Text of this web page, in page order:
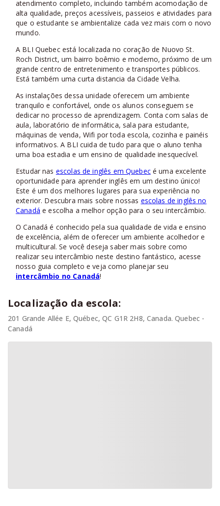
atendimento completo, incluindo também acomodação de
alta qualidade, preços acessíveis, passeios e atividades para
que o estudante se ambientalize cada vez mais com o novo
mundo.
A BLI Quebec está localizada no coração de Nuovo St.
Roch District, um bairro boêmio e moderno, próximo de um
grande centro de entretenimento e transportes públicos.
Está também uma curta distancia da Cidade Velha.
As instalações dessa unidade oferecem um ambiente
tranquilo e confortável, onde os alunos conseguem se
dedicar no processo de aprendizagem. Conta com salas de
aula, laboratório de informática, sala para estudante,
máquinas de venda, Wifi por toda escola, cozinha e painéis
informativos. A BLI cuida de tudo para que o aluno tenha
uma boa estadia e um ensino de qualidade inesquecível.
Estudar nas escolas de inglês em Quebecé uma excelente
oportunidade para aprender inglês em um destino único!
Este é um dos melhores lugares para sua experiência no
exterior. Descubra mais sobre nossas escolas de inglês no
Canadá e escolha a melhor opção para o seu intercâmbio.
O Canadá é conhecido pela sua qualidade de vida e ensino
de excelência, além de oferecer um ambiente acolhedor e
multicultural. Se você deseja saber mais sobre como
realizar seu intercâmbio neste destino fantástico, acesse
nosso guia completo e veja como planejar seu
intercâmbio no Canadá!
Localização da escola:
201 Grande Allée E, Québec, QC G1R 2H8, Canada. Quebec -
Canadá